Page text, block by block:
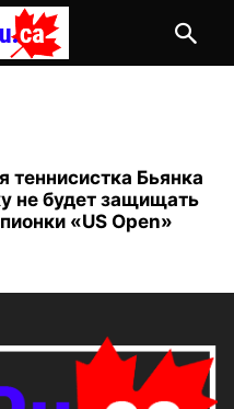
теннисистка Бьянка
не будет защищать
«US Open»